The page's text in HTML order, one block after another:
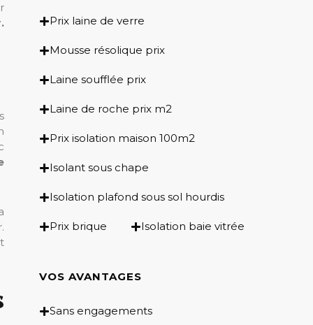
Prix laine de verre
Mousse résolique prix
Laine soufflée prix
Laine de roche prix m2
Prix isolation maison 100m2
Isolant sous chape
Isolation plafond sous sol hourdis
Prix brique Isolation baie vitrée
VOS AVANTAGES
Sans engagements